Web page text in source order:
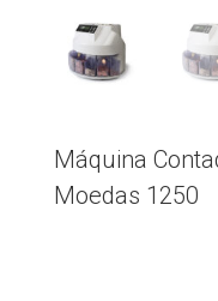
Máquina
Moedas 1250